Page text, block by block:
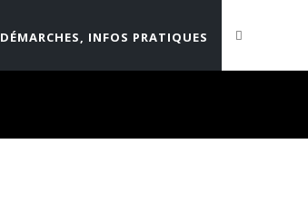
DÉMARCHES, INFOS PRATIQUES